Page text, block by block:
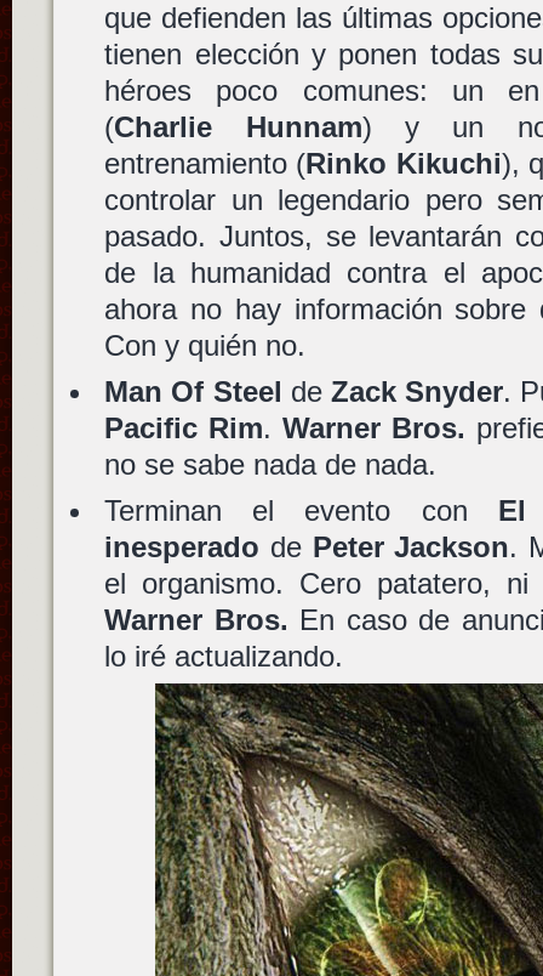
que defienden las últimas
tienen elección y ponen todas
héroes poco comunes: un
(Charlie Hunnam) y un
entrenamiento (Rinko Kikuchi),
controlar un legendario pero
pasado. Juntos, se levantarán
de la humanidad contra el
ahora no hay información
Con y quién no.
Man Of Steel de Zack Snyder.
Pacific Rim. Warner Bros.
no se sabe nada de nada.
Terminan el evento con El
inesperado de Peter Jackson.
el organismo. Cero patatero,
Warner Bros. En caso de
lo iré actualizando.